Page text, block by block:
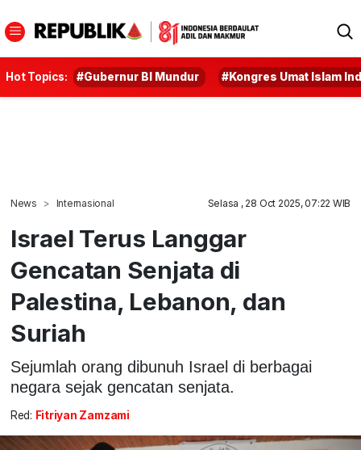
Hot Topics: #Gubernur BI Mundur #Kongres Umat Islam
News Internasional Selasa , 28 Oct 2025, 07:22 WIB
Israel Terus Langgar
Gencatan Senjata di
Palestina, Lebanon, dan
Suriah
Sejumlah orang dibunuh Israel di berbagai
negara sejak gencatan senjata.
Red: Fitriyan Zamzami